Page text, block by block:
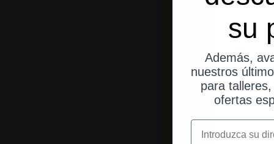
su
Además,
nuestros
para
ofertas
correo electrónico